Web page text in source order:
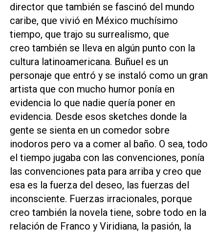
director que también se fascinó del mundo
caribe, que vivió en México muchísimo
tiempo, que trajo su surrealismo, que
creo también se lleva en algún punto con la
cultura latinoamericana. Buñuel es un
personaje que entró y se instaló como un gran
artista que con mucho humor ponía en
evidencia lo que nadie quería poner en
evidencia. Desde esos sketches donde la
gente se sienta en un comedor sobre
inodoros pero va a comer al baño. O sea, todo
el tiempo jugaba con las convenciones, ponía
las convenciones pata para arriba y creo que
esa es la fuerza del deseo, las fuerzas del
inconsciente. Fuerzas irracionales, porque
creo también la novela tiene, sobre todo en la
relación de Franco y Viridiana, la pasión, la